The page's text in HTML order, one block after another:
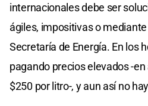
internacionales debe ser
ágiles, impositivas o
Secretaría de Energía. En los
pagando precios elevados -
$250 por litro-, y aun así no